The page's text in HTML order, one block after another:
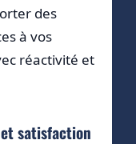
des
à vos
réactivité et
satisfaction